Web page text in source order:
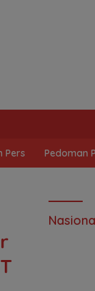
Pers Pedoman